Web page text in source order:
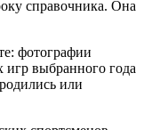
справочника. Она
фотографии
выбранного года
или